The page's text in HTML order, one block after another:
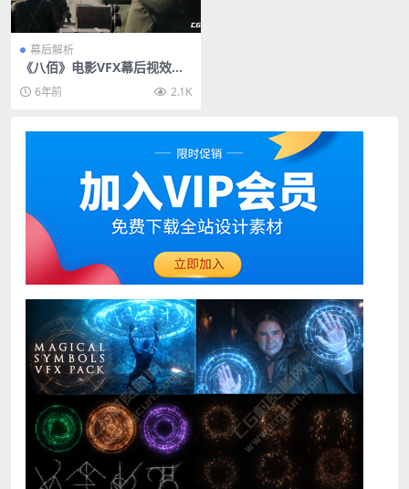
幕后解析
《八佰》电影VFX幕后视效特
效解析 Fin Design
6年前 2.1K